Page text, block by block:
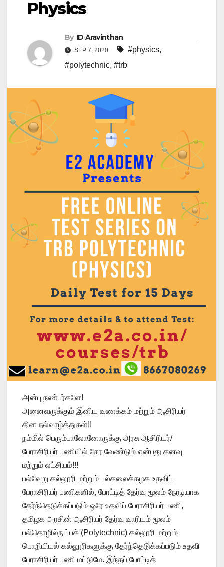
Physics
By ID Aravinthan
SEP 7, 2020 #physics,
#polytechnic, #trb
அன்பு நண்பர்களே!
அனைவருக்கும் இனிய வணக்கம் மற்றும் ஆசிரியர்
தின நல்வாழ்த்துகள்!!
நம்மில் பெரும்பாலோனோருக்கு அரசு ஆசிரியர்/
பேராசிரியர் பணியில் சேர வேண்டும் என்பது கனவு
மற்றும் லட்சியம்!!!
பல்வேறு கல்லூரி மற்றும் பல்கலைக்கழக உதவிப்
பேராசிரியர் பணிகளில், போட்டித் தேர்வு மூலம் நேரடியாக
தேர்ந்தெடுக்கப்படும் ஒரே உதவிப் பேராசிரியர் பணி,
தமிழக அரசின் ஆசிரியர் தேர்வு வாரியம் மூலம்
பல்தொழில்நுட்பக் (Polytechnic) கல்லூரி மற்றும்
பொறியியல் கல்லூரிகளுக்கு தேர்ந்தெடுக்கப்படும் உதவி
பேராசிரியர் பணி மட்டுமே. இந்தப் போட்டித்